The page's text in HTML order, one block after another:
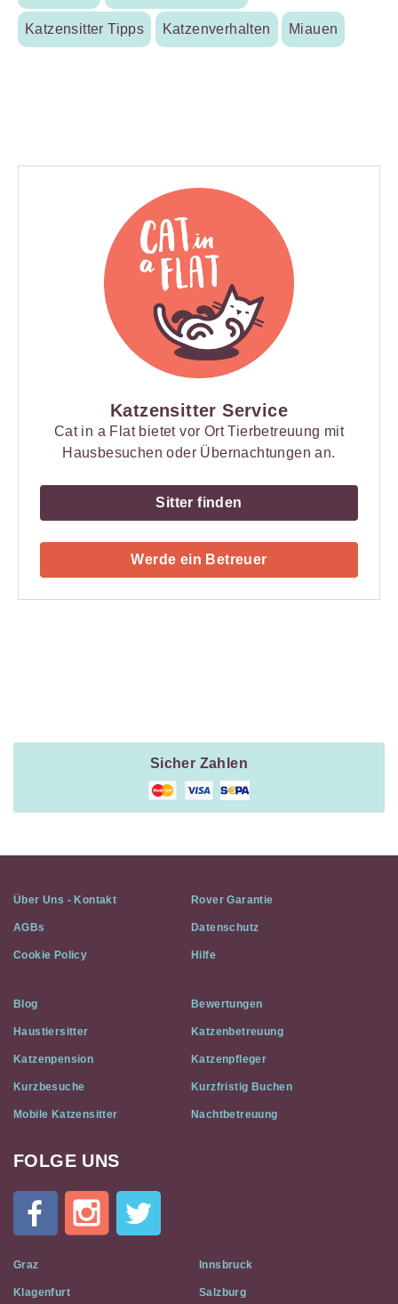
Katzensitter Tipps Katzenverhalten Miauen
Katzensitter Service
Cat in a Flat bietet vor Ort Tierbetreuung mit
Hausbesuchen oder Übernachtungen an.
Sitter finden
Werde ein Betreuer
Sicher Zahlen
Über Uns - Kontakt Rover Garantie
AGBs Datenschutz
Cookie Policy Hilfe
Blog Bewertungen
Haustiersitter Katzenbetreuung
Katzenpension Katzenpfleger
Kurzbesuche Kurzfristig Buchen
Mobile Katzensitter Nachtbetreuung
Cat
Flat
Social
Media
FOLGE UNS
Graz Innsbruck
Klagenfurt Salzburg